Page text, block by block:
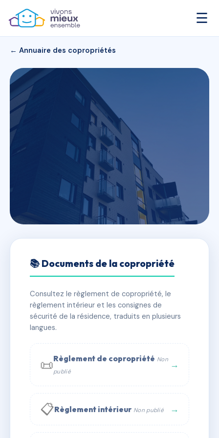
☰
← Annuaire des copropriétés
LES CYGNES
✓ Immatriculée 🏠 23 lots 🏗 1 bâtiment(s)
📞 Contacter Syndic Digital
📚 Documents de la copropriété
Consultez le règlement de copropriété, le
règlement intérieur et les consignes de
sécurité de la résidence, traduits en plusieurs
langues.
📜Règlement de copropriété Non
publié
→
📋Règlement intérieur Non publié →